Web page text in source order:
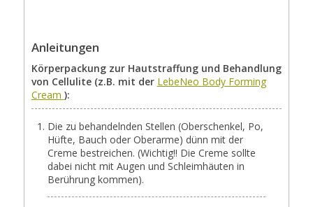
Anleitungen
Körperpackung zur Hautstraffung und Behandlung
von Cellulite (z.B. mit der LebeNeo Body Forming
Cream ):
Die zu behandelnden Stellen (Oberschenkel, Po,
Hüfte, Bauch oder Oberarme) dünn mit der
Creme bestreichen. (Wichtig!! Die Creme sollte
dabei nicht mit Augen und Schleimhäuten in
Berührung kommen).